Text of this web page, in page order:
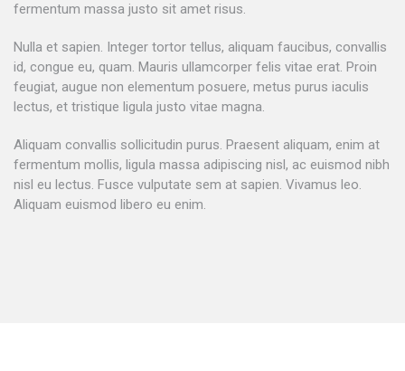
fermentum massa justo sit amet risus.
Nulla et sapien. Integer tortor tellus, aliquam faucibus, convallis
id, congue eu, quam. Mauris ullamcorper felis vitae erat. Proin
feugiat, augue non elementum posuere, metus purus iaculis
lectus, et tristique ligula justo vitae magna.
Aliquam convallis sollicitudin purus. Praesent aliquam, enim at
fermentum mollis, ligula massa adipiscing nisl, ac euismod nibh
nisl eu lectus. Fusce vulputate sem at sapien. Vivamus leo.
Aliquam euismod libero eu enim.